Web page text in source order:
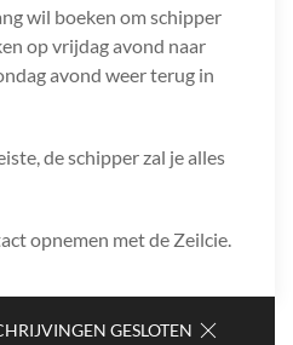
wil boeken om schipper
op vrijdag avond naar
avond weer terug in
de schipper zal je alles
opnemen met de Zeilcie.
GESLOTEN